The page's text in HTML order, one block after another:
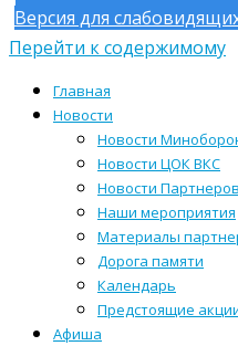
Версия для
Перейти к содержимому
Главная
Новости
Новости
Новости ЦОК ВКС
Новости Партнеров
Наши мероприятия
Материалы
Дорога памяти
Календарь
Предстоящие
Афиша